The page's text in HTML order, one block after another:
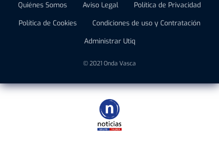
Quiénes Somos Aviso Legal
Política de Privacidad
Política de Cookies
Condiciones de uso y Contratación
Administrar Utiq
© 2021 Onda Vasca